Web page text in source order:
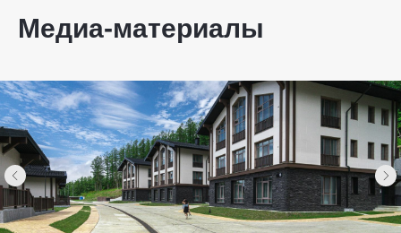
Медиа-материалы